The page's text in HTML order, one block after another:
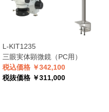
L-KIT1235
三眼実体顕微鏡（PC用）
税込価格 ￥342,100
税抜価格 ￥311,000